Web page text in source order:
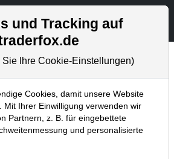
Aktien- und Artikelsuche
Blog
und
und Tracking auf
Sie Ihre Cookie-Einstellungen)
Cookies, damit unsere Website
Mit Ihrer Einwilligung verwenden wir
Partnern, z. B. für eingebettete
und personalisierte